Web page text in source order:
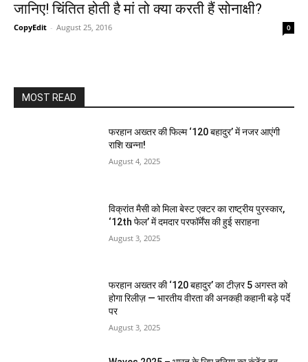
जानिए! चिंतित होती है मां तो क्‍या करती हैं सोनाक्षी?
CopyEdit - August 25, 2016 0
MOST READ
फरहान अख्तर की फिल्म ‘120 बहादुर’ में नजर आएंगी
राशि खन्ना!
August 4, 2025
विक्रांत मैसी को मिला बेस्ट एक्टर का राष्ट्रीय पुरस्कार,
‘12th फेल’ में दमदार परफॉर्मेंस की हुई सराहना
August 3, 2025
फरहान अख्तर की ‘120 बहादुर’ का टीज़र 5 अगस्त को
होगा रिलीज़ — भारतीय वीरता की अनकही कहानी बड़े पर्दे
पर
August 3, 2025